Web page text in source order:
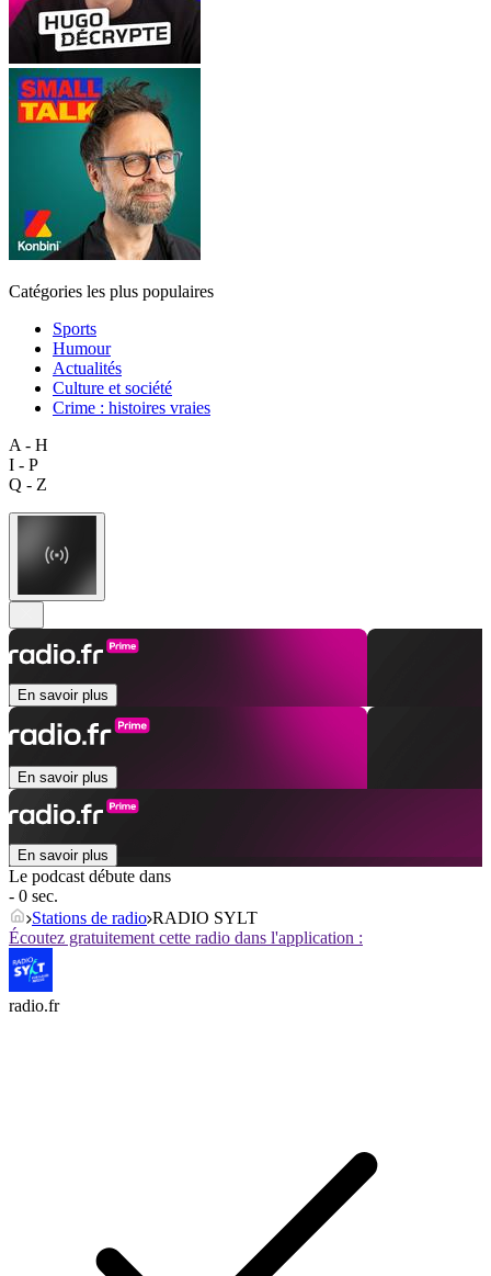
Catégories les plus populaires
Sports
Humour
Actualités
Culture et société
Crime : histoires vraies
A - H
I - P
Q - Z
En savoir plus
En savoir plus
En savoir plus
Le podcast débute dans
- 0 sec.
Stations de radio RADIO SYLT
Écoutez gratuitement cette radio dans l'application :
radio.fr